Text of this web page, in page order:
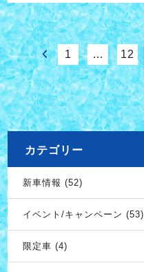
1 … 12
カテゴリー
新車情報 (52)
イベント/キャンペーン (53)
限定車 (4)